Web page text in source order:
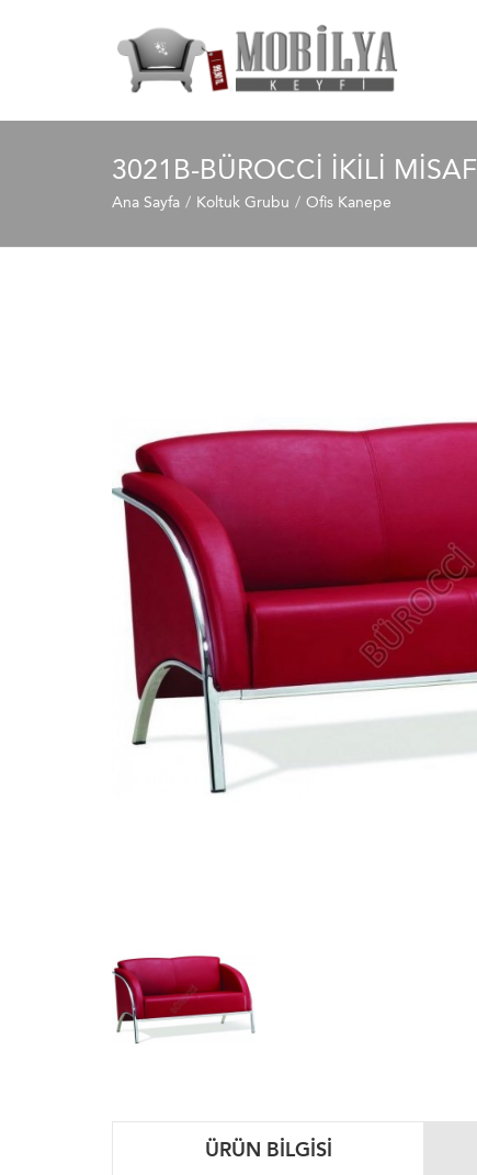
3021B-BÜROCCI İKILI
Ana Sayfa Koltuk Grubu Ofis Kanepe
ÜRÜN BILGISI